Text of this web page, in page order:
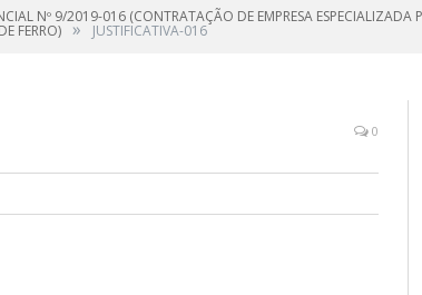
Nº 9/2019-016 (CONTRATAÇÃO DE EMPRESA ESPECIALIZADA
FERRO) » JUSTIFICATIVA-016
0